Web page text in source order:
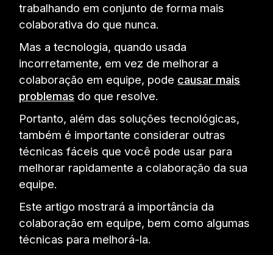
trabalhando em conjunto de forma mais
colaborativa do que nunca.
Mas a tecnologia, quando usada
incorretamente, em vez de melhorar a
colaboração em equipe, pode causar mais
problemas do que resolve.
Portanto, além das soluções tecnológicas,
também é importante considerar outras
técnicas fáceis que você pode usar para
melhorar rapidamente a colaboração da sua
equipe.
Este artigo mostrará a importância da
colaboração em equipe, bem como algumas
técnicas para melhorá-la.